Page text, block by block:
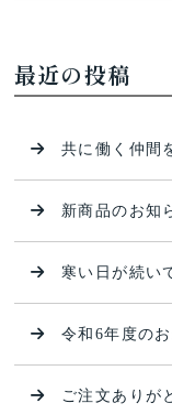
最近の投稿
共に働く仲間
新商品のお知
寒い日が続い
令和6年度の
ご注文ありが